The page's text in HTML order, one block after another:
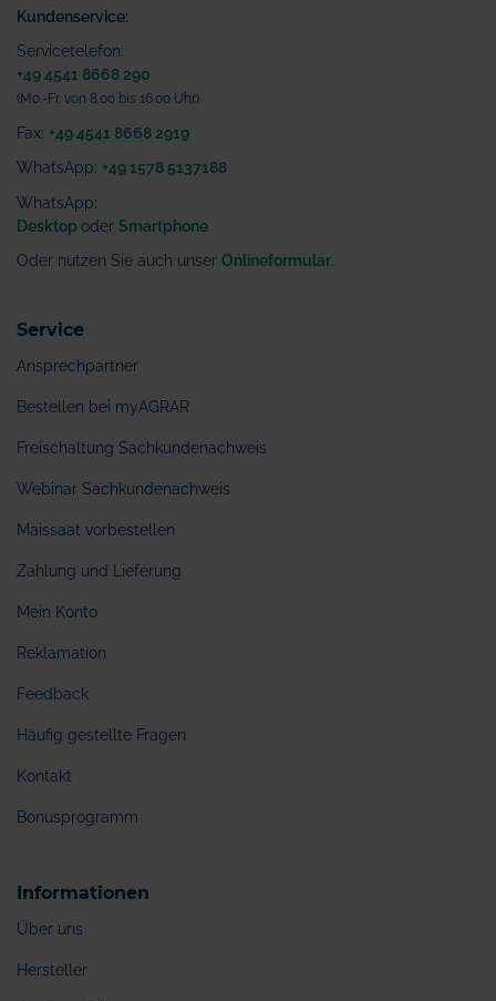
Kundenservice:
Servicetelefon:
+49 4541 8668 290
(Mo.-Fr. von 8.00 bis 16.00 Uhr)
Fax: +49 4541 8668 2919
WhatsApp: +49 1578 5137188
WhatsApp:
Desktop oder Smartphone
Oder nutzen Sie auch unser Onlineformular
Service
Ansprechpartner
Bestellen bei myAGRAR
Freischaltung Sachkundenachweis
Webinar Sachkundenachweis
Maissaat vorbestellen
Zahlung und Lieferung
Mein Konto
Reklamation
Feedback
Häufig gestellte Fragen
Kontakt
Bonusprogramm
Informationen
Über uns
Hersteller